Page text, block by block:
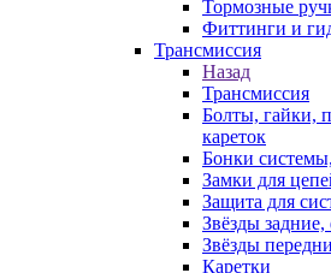
Тормозные
Фиттинги и
Трансмиссия
Назад
Трансмиссия
Болты, гайки,
кареток
Бонки
Замки для
Защита для
Звёзды
Звёзды
Каретки